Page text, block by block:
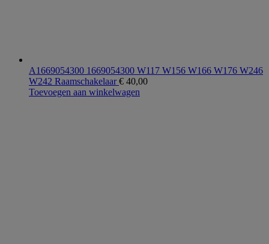
A1669054300 1669054300 W117 W156 W166 W176 W246
W242 Raamschakelaar€ 40,00
Toevoegen aan winkelwagen